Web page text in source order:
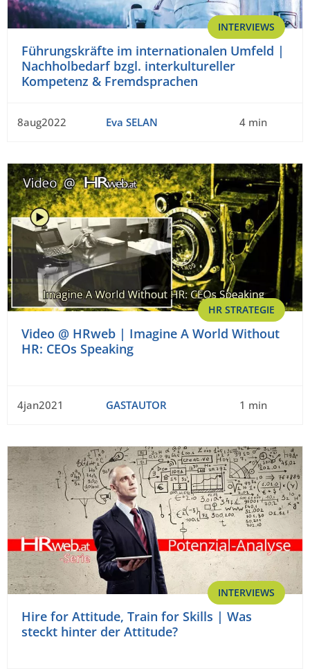
INTERVIEWS
Führungskräfte im internationalen Umfeld |
Nachholbedarf bzgl. interkultureller
Kompetenz & Fremdsprachen
8aug2022 Eva SELAN 4 min
HR STRATEGIE
Video @ HRweb | Imagine A World Without
HR: CEOs Speaking
4jan2021 GASTAUTOR 1 min
INTERVIEWS
Hire for Attitude, Train for Skills | Was
steckt hinter der Attitude?